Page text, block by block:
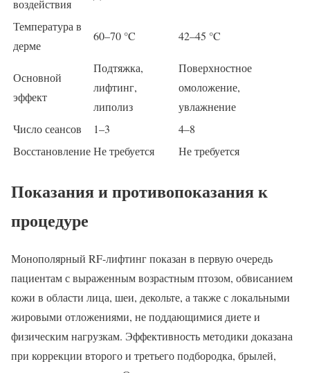
воздействия
Температура в
дерме
60–70 °C 42–45 °C
Основной
эффект
Подтяжка,
лифтинг,
липолиз
Поверхностное
омоложение,
увлажнение
Число сеансов
1–3
4–8
ВосстановлениеНе требуется Не требуется
Показания и противопоказания к
процедуре
Монополярный RF-лифтинг показан в первую очередь
пациентам с выраженным возрастным птозом, обвисанием
кожи в области лица, шеи, декольте, а также с локальными
жировыми отложениями, не поддающимися диете и
физическим нагрузкам. Эффективность методики доказана
при коррекции второго и третьего подбородка, брылей,